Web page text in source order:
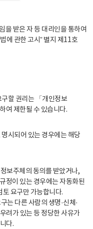
을 받은 자 등 대리인을 통하여
에 관한 고시” 별지 제11호
할 권리는 「개인정보
여 제한될 수 있습니다.
시되어 있는 경우에는 해당
보주체의 동의를 받았거나,
정이 있는 경우에는 자동화된
토 요구만 가능합니다.
는 다른 사람의 생명·신체·
려가 있는 등 정당한 사유가
다.